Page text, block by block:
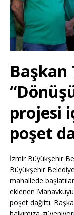
Başkan
projesi
poşet
İzmir Büyükşehir
Büyükşehir
mahallede
eklenen
poşet dağıttı.